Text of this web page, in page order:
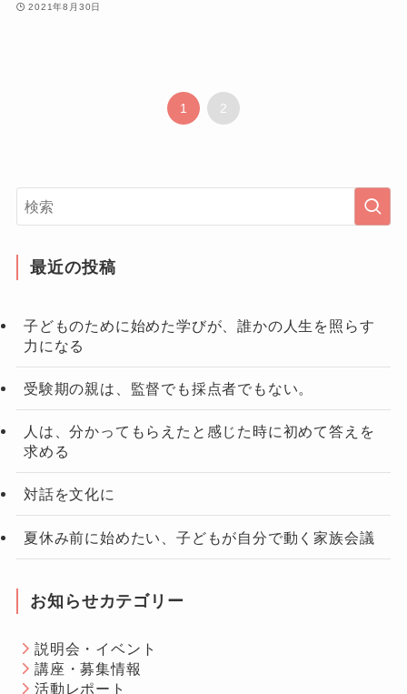
2021年8月30日
1 2
最近の投稿
子どものために始めた学びが、誰かの人生を照らす
力になる
受験期の親は、監督でも採点者でもない。
人は、分かってもらえたと感じた時に初めて答えを
求める
対話を文化に
夏休み前に始めたい、子どもが自分で動く家族会議
お知らせカテゴリー
説明会・イベント
講座・募集情報
活動レポート